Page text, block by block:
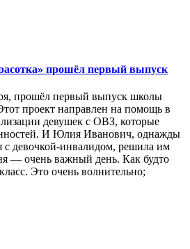
прошёл первый выпуск
прошёл первый выпуск школы
проект направлен на помощь в
девушек с ОВЗ, которые
И Юлия Иванович, однажды
с девочкой-инвалидом, решила им
— очень важный день. Как будто
Это очень волнительно;